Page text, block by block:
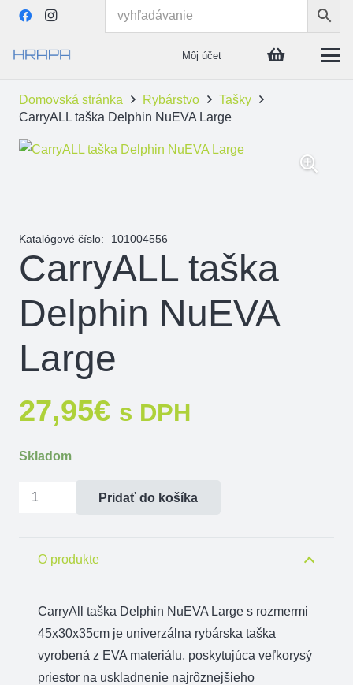
Môj účet
Domovská stránka Rybárstvo
Tašky
CarryALL taška Delphin NuEVA Large
Katalógové číslo: 101004556
CarryALL taška
Delphin NuEVA
Large
27,95€ s DPH
Skladom
množstvo
Delphin
Pridať do košíka
O produkte
CarryAll taška Delphin NuEVA Large s rozmermi
45x30x35cm je univerzálna rybárska taška
vyrobená z EVA materiálu, poskytujúca veľkorysý
priestor na uskladnenie najrôznejšieho